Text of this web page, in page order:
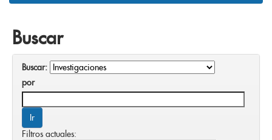
Buscar
Buscar:
por
Filtros actuales: